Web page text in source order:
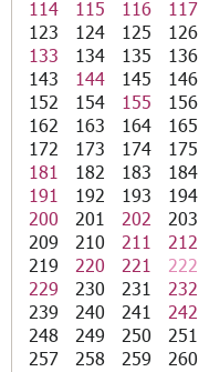
114
115 116 117
123
124 125 126
133
134 135 136
143
144 145 146
152
154 155 156
162
163 164 165
172
173 174 175
181
182 183 184
191
192 193 194
200
201 202 203
209
210 211 212
219
220 221 222
229
230 231 232
239
240 241 242
248
249 250 251
257
258 259 260